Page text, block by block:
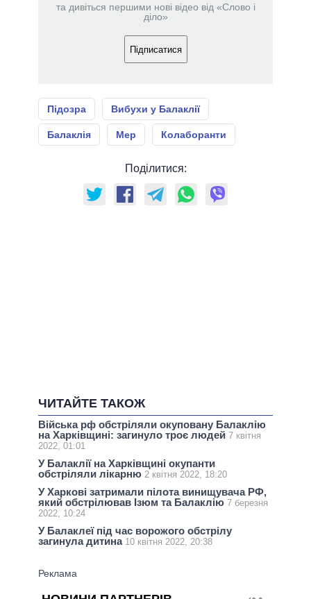
та дивіться першими нові відео від «Слово і
діло»
Підписатися
Підозра Вибухи у Балаклії
Балаклія Мер Колаборанти
Поділитися:
ЧИТАЙТЕ ТАКОЖ
Війська рф обстріляли окуповану Балаклію
на Харківщині: загинуло троє людей 7 квітня
2022, 01:01
У Балаклії на Харківщині окупанти
обстріляли лікарню 2 квітня 2022, 18:20
У Харкові затримали пілота винищувача РФ,
який обстрілював Ізюм та Балаклію 7 березня
2022, 10:24
У Балаклеї під час ворожого обстрілу
загинула дитина 10 квітня 2022, 20:38